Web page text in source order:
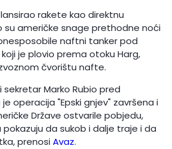
rakete kao direktnu
su američke snage prethodne noći
naftni tanker pod
je plovio prema otoku Harg,
čvorištu nafte.
sekretar Marko Rubio pred
operacija "Epski gnjev" završena i
Države ostvarile pobjedu,
da sukob i dalje traje i da
prenosiAvaz.